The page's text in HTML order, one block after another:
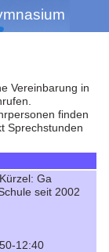
Vereinbarung in
finden
Sprechstunden
Ga
seit 2002
12:40